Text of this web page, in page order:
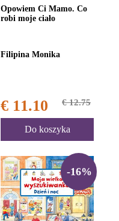
Opowiem Ci Mamo. Co
robi moje ciało
Filipina Monika
€ 11.10 € 12.75
Do koszyka
-16%